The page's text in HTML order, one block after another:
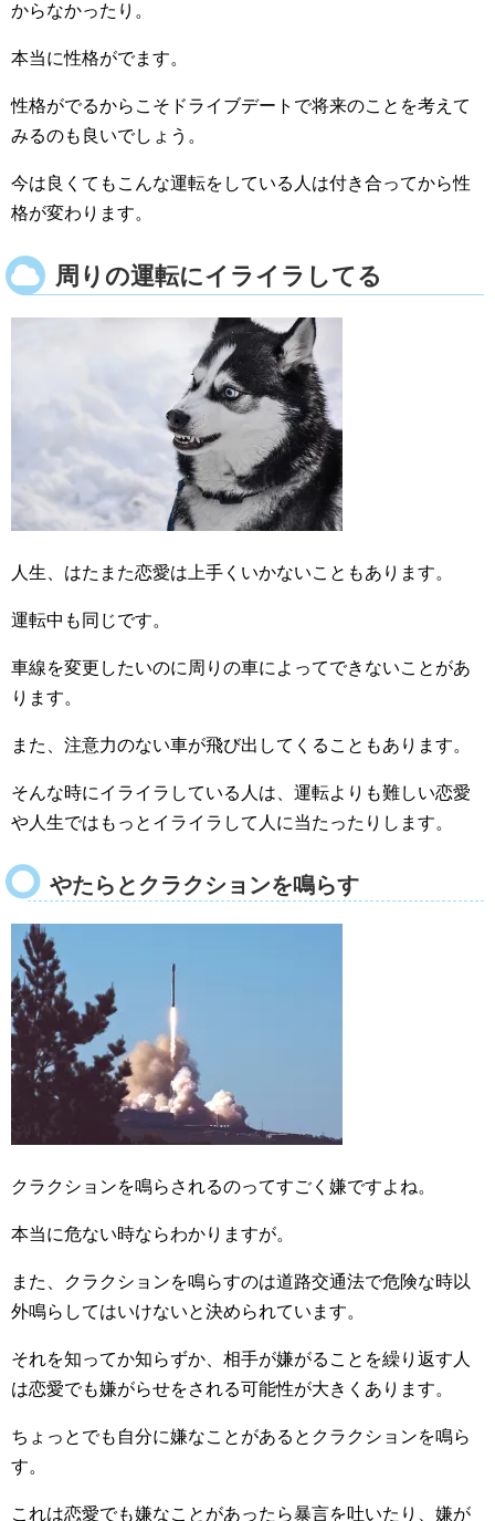
からなかったり。
本当に性格がでます。
性格がでるからこそドライブデートで将来のことを考えて
みるのも良いでしょう。
今は良くてもこんな運転をしている人は付き合ってから性
格が変わります。
周りの運転にイライラしてる
人生、はたまた恋愛は上手くいかないこともあります。
運転中も同じです。
車線を変更したいのに周りの車によってできないことがあ
ります。
また、注意力のない車が飛び出してくることもあります。
そんな時にイライラしている人は、運転よりも難しい恋愛
や人生ではもっとイライラして人に当たったりします。
やたらとクラクションを鳴らす
クラクションを鳴らされるのってすごく嫌ですよね。
本当に危ない時ならわかりますが。
また、クラクションを鳴らすのは道路交通法で危険な時以
外鳴らしてはいけないと決められています。
それを知ってか知らずか、相手が嫌がることを繰り返す人
は恋愛でも嫌がらせをされる可能性が大きくあります。
ちょっとでも自分に嫌なことがあるとクラクションを鳴ら
す。
これは恋愛でも嫌なことがあったら暴言を吐いたり、嫌が